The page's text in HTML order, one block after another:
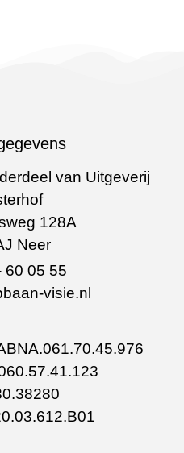
van Uitgeverij
128A
Neer
60 05 55
visie.nl